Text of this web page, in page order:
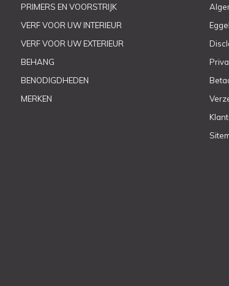
PRIMERS EN VOORSTRIJK
VERF VOOR UW INTERIEUR
VERF VOOR UW EXTERIEUR
BEHANG
BENODIGDHEDEN
MERKEN